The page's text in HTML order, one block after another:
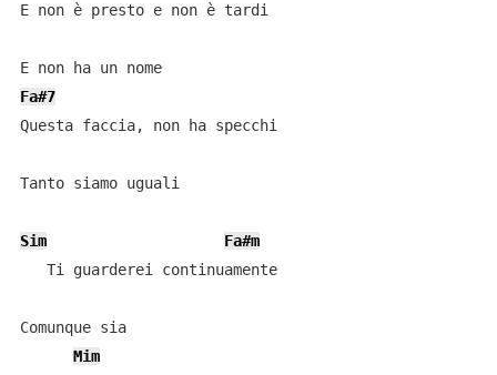
E non è presto e non è tardi
E non ha un nome
Fa#7
Questa faccia, non ha specchi
Tanto siamo uguali
Sim
Fa#m
   Ti guarderei continuamente
Comunque sia
Mim